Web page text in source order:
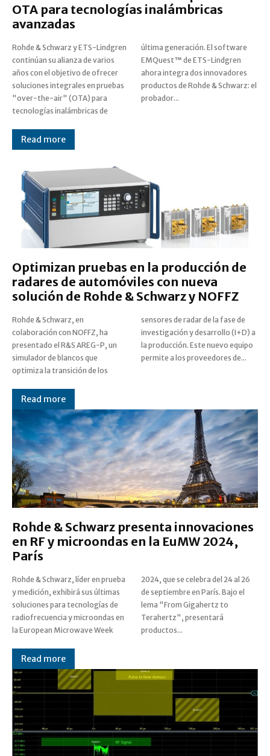
OTA para tecnologías inalámbricas
avanzadas
Rohde & Schwarz y ETS-Lindgren
continúan su alianza de varios
años con el objetivo de ofrecer
soluciones integrales en pruebas
"over-the-air" (OTA) para
tecnologías inalámbricas de
última generación. El software
EMQuest™ de ETS-Lindgren
ahora integra dos innovadores
productos de Rohde & Schwarz: el
probador...
Read more
Optimizan pruebas en la producción de
radares de automóviles con nueva
solución de Rohde & Schwarz y NOFFZ
Rohde & Schwarz, en
colaboración con NOFFZ, ha
presentado el R&S AREG-P, un
simulador de blancos que
optimiza la transición de los
sensores de radar de la fase de
investigación y desarrollo (I+D) a
la producción. Este nuevo equipo
permite a los proveedores de...
Read more
Rohde & Schwarz presenta innovaciones
en RF y microondas en la EuMW 2024,
París
Rohde & Schwarz, líder en prueba
y medición, exhibirá sus últimas
soluciones para tecnologías de
radiofrecuencia y microondas en
la European Microwave Week
2024, que se celebra del 24 al 26
de septiembre en París. Bajo el
lema "From Gigahertz to
Terahertz", presentará
productos...
Read more